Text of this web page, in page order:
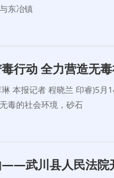
东冶镇
行动 全力营造无
报记者 程晓兰 印睿)5月
毒的社会环境，砂石
武川县人民法院